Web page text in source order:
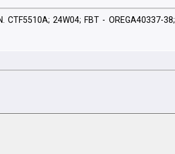
24W04; FBT - OREGA40337-38;